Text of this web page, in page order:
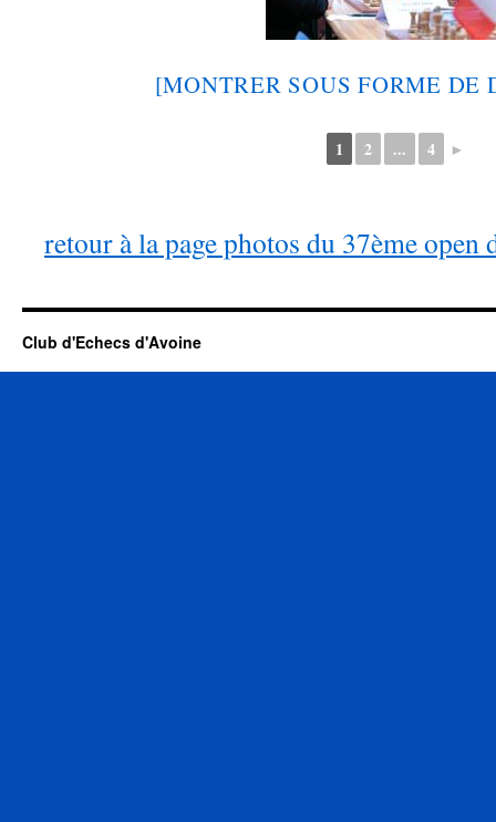
[MONTRER SOUS FORME
1 2 ... 4 ►
retour à la page photos du 37ème open
Club d'Echecs d'Avoine